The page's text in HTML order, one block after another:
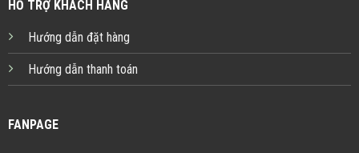
HỖ TRỢ KHÁCH HÀNG
Hướng dẫn đặt hàng
Hướng dẫn thanh toán
FANPAGE